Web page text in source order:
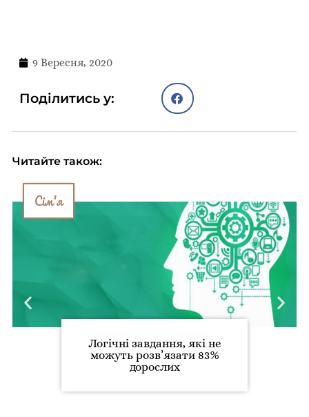
9 Вересня, 2020
Поділитись у:
Читайте також:
Сім'я
Логічні завдання, які не
можуть розв’язати 83%
дорослих